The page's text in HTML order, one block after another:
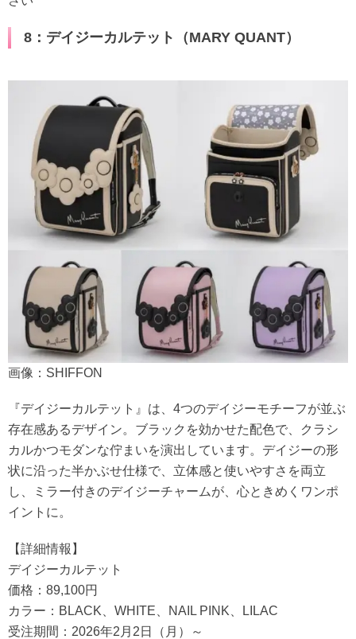
8：デイジーカルテット（MARY QUANT）
画像：SHIFFON
『デイジーカルテット』は、4つのデイジーモチーフが並ぶ
存在感あるデザイン。ブラックを効かせた配色で、クラシ
カルかつモダンな佇まいを演出しています。デイジーの形
状に沿った半かぶせ仕様で、立体感と使いやすさを両立
し、ミラー付きのデイジーチャームが、心ときめくワンポ
イントに。
【詳細情報】
デイジーカルテット
価格：89,100円
カラー：BLACK、WHITE、NAIL PINK、LILAC
受注期間：2026年2月2日（月）～